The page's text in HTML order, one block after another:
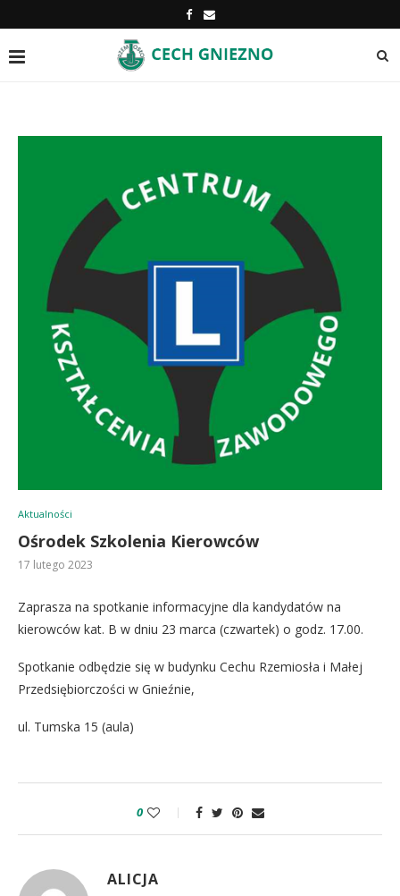
Aktualności
Ośrodek Szkolenia Kierowców
17 lutego 2023
Zaprasza na spotkanie informacyjne dla kandydatów na
kierowców kat. B w dniu 23 marca (czwartek) o godz. 17.00.
Spotkanie odbędzie się w budynku Cechu Rzemiosła i Małej
Przedsiębiorczości w Gnieźnie,
ul. Tumska 15 (aula)
0
ALICJA